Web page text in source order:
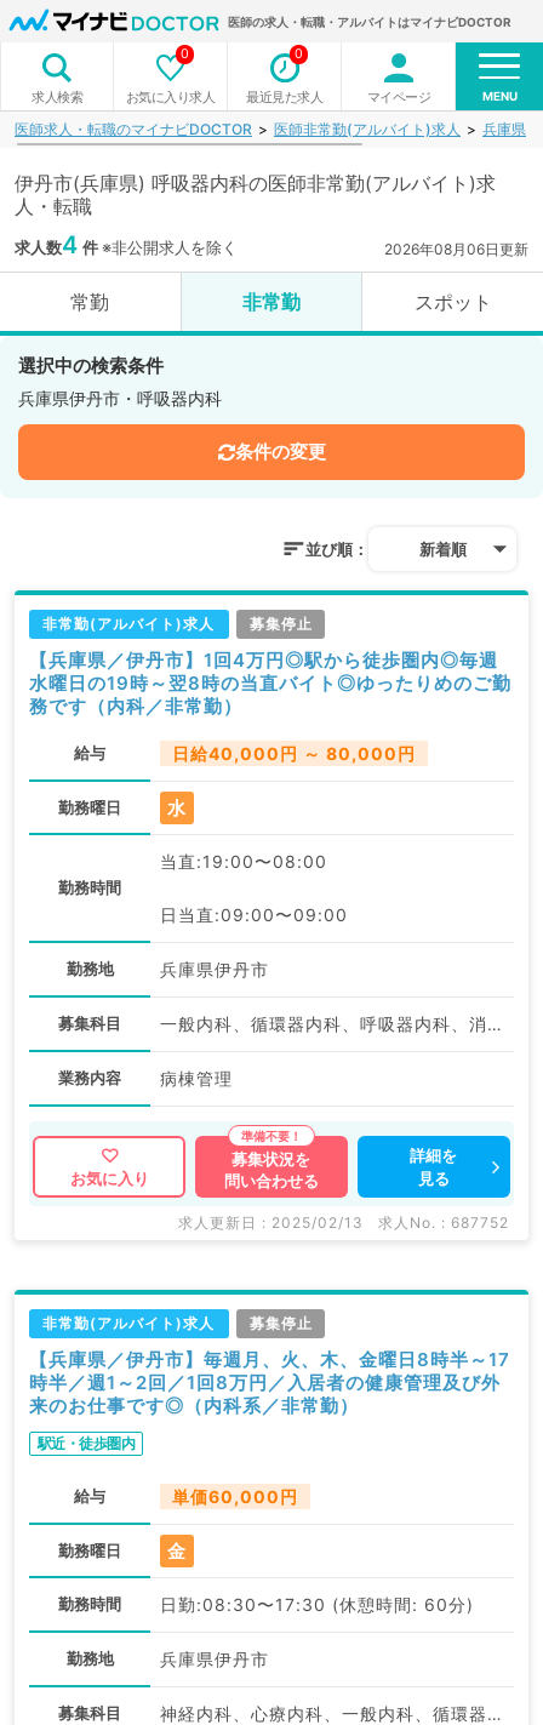
医師の求人・転職・アルバイトはマイナビDOCTOR
求人検索 お気に入り求人
0
最近見た求人
0
マイページ MENU
医師求人・転職のマイナビDOCTOR 医師非常勤(アルバイト)求人 兵庫県
伊丹市(兵庫県) 呼吸器内科の医師非常勤(アルバイト)求
人・転職
求人数4 件※非公開求人を除く 2026年08月06日更新
常勤 非常勤 スポット
選択中の検索条件
兵庫県伊丹市・呼吸器内科
条件の変更
並び順： 新着順
非常勤(アルバイト)求人 募集停止
【兵庫県／伊丹市】1回4万円◎駅から徒歩圏内◎毎週
水曜日の19時～翌8時の当直バイト◎ゆったりめのご勤
務です（内科／非常勤）
給与 日給40,000円 ～ 80,000円
勤務曜日 水
勤務時間
当直:19:00〜08:00
日当直:09:00〜09:00
勤務地 兵庫県伊丹市
募集科目 一般内科、循環器内科、呼吸器内科、消化器内科、内分泌・代謝内科
業務内容 病棟管理
お気に入り
募集状況を
問い合わせる
詳細を
見る
求人更新日 : 2025/02/13 求人No. : 687752
非常勤(アルバイト)求人 募集停止
【兵庫県／伊丹市】毎週月、火、木、金曜日8時半～17
時半／週1～2回／1回8万円／入居者の健康管理及び外
来のお仕事です◎（内科系／非常勤）
駅近・徒歩圏内
給与 単価60,000円
勤務曜日 金
勤務時間 日勤:08:30〜17:30 (休憩時間: 60分)
勤務地 兵庫県伊丹市
募集科目 神経内科、心療内科、一般内科、循環器内科、呼吸器内科、消化器内科、内分泌・代謝内科、腎臓内科、老年内科、血液内科、膠原病科